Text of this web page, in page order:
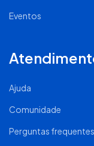
Eventos
Ajuda
Comunidade
Perguntas frequentes